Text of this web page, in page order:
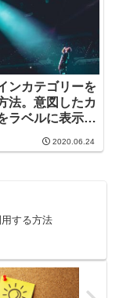
ンカテゴリーを
法。意図したカ
ラベルに表示す
2020.06.24
する方法